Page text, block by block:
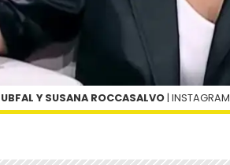
Y SUSANA ROCCASALVO | INSTAGRAM